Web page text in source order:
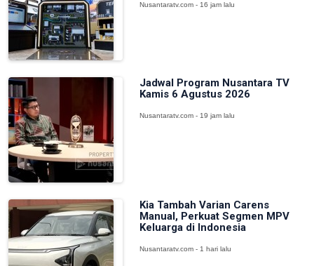
Nusantaratv.com - 16 jam lalu
Jadwal Program Nusantara TV
Kamis 6 Agustus 2026
Nusantaratv.com - 19 jam lalu
Kia Tambah Varian Carens
Manual, Perkuat Segmen MPV
Keluarga di Indonesia
Nusantaratv.com - 1 hari lalu